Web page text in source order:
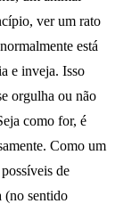
ver um rato
está
e inveja. Isso
orgulha ou não
como for, é
Como um
de
(no sentido